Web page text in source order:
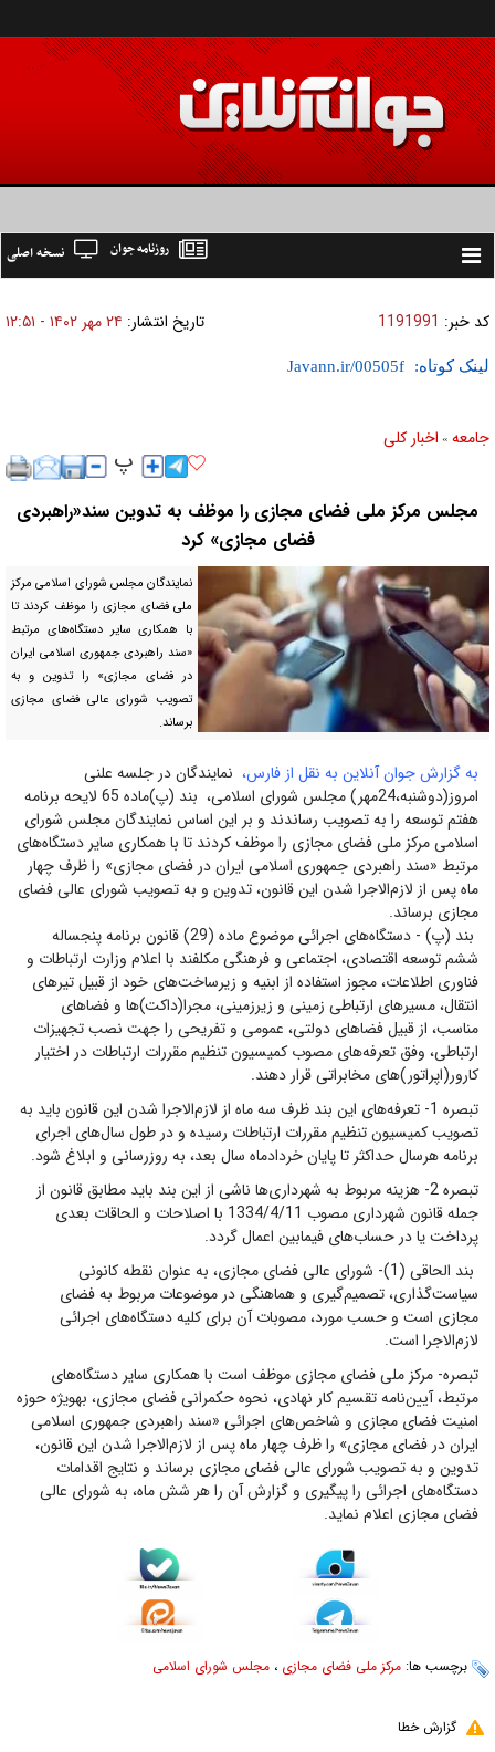
Toggle
نسخه اصلی روزنامه جوان
کد خبر: 1191991 تاریخ انتشار: ۲۴ مهر ۱۴۰۲ - ۱۲:۵۱
لینک کوتاه:
جامعه » اخبار كلی
مجلس مرکز ملی فضای مجازی را موظف به تدوین سند«راهبردی
فضای مجازی» کرد
نمایندگان مجلس شورای اسلامی مرکز
ملی فضای مجازی را موظف کردند تا
با همکاری سایر دستگاه‌های مرتبط
«سند راهبردی جمهوری اسلامی ایران
در فضای مجازی» را تدوین و به
تصویب شورای عالی فضای مجازی
برساند.
به گزارش جوان آنلاین به نقل از فارس، نمایندگان در جلسه علنی
امروز(دوشنبه،24مهر) مجلس شورای اسلامی، بند (پ)ماده 65 لایحه برنامه
هفتم توسعه را به تصویب رساندند و بر این اساس نمایندگان مجلس شورای
اسلامی مرکز ملی فضای مجازی را موظف کردند تا با همکاری سایر دستگاه‌های
مرتبط «سند راهبردی جمهوری اسلامی ایران در فضای مجازی» را ظرف چهار
ماه پس از لازم‌الاجرا شدن این قانون، تدوین و به تصویب شورای عالی فضای
مجازی برساند.
بند (پ) - دستگاه‌های اجرائی موضوع ماده (29) قانون برنامه پنجساله
ششم توسعه اقتصادی، اجتماعی و فرهنگی مکلفند با اعلام وزارت ارتباطات و
فناوری اطلاعات، مجوز استفاده از ابنیه و زیرساخت‌های خود از قبیل تیرهای
انتقال، مسیرهای ارتباطی زمینی و زیرزمینی، مجرا(داکت)ها و فضاهای
مناسب، از قبیل فضاهای دولتی، عمومی و تفریحی را جهت نصب تجهیزات
ارتباطی، وفق تعرفه‌های مصوب کمیسیون تنظیم مقررات ارتباطات در اختیار
کارور(اپراتور)های مخابراتی قرار دهند.
تبصره 1- تعرفه‌های این بند ظرف سه ماه از لازم‌الاجرا شدن این قانون باید به
تصویب کمیسیون تنظیم مقررات ارتباطات رسیده و در طول سال‌های اجرای
برنامه هرسال حداکثر تا پایان خردادماه سال بعد، به روزرسانی و ابلاغ شود.
تبصره 2- هزینه مربوط به شهرداری‌ها ناشی از این بند باید مطابق قانون از
جمله قانون شهرداری مصوب 1334/4/11 با اصلاحات و الحاقات بعدی
پرداخت یا در حساب‌های فیمابین اعمال گردد.
بند الحاقی (1)- شورای عالی فضای مجازی، به عنوان نقطه کانونی
سیاست‌گذاری، تصمیم‌گیری و هماهنگی در موضوعات مربوط به فضای
مجازی است و حسب مورد، مصوبات آن برای کلیه دستگاه‌های اجرائی
لازم‌الاجرا است.
تبصره- مرکز ملی فضای مجازی موظف است با همکاری سایر دستگاه‌های
مرتبط، آیین‌نامه تقسیم کار نهادی، نحوه حکمرانی فضای مجازی، بهویژه حوزه
امنیت فضای مجازی و شاخص‌های اجرائی «سند راهبردی جمهوری اسلامی
ایران در فضای مجازی» را ظرف چهار ماه پس از لازم‌الاجرا شدن این قانون،
تدوین و به تصویب شورای عالی فضای مجازی برساند و نتایج اقدامات
دستگاه‌های اجرائی را پیگیری و گزارش آن را هر شش ماه، به شورای عالی
فضای مجازی اعلام نماید.
برچسب ها: مرکز ملی فضای مجازی ، مجلس شورای اسلامی
گزارش خطا